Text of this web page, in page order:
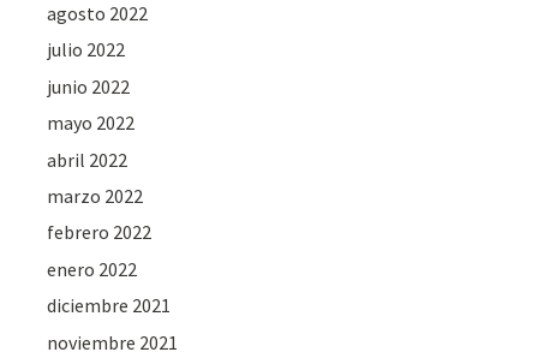
agosto 2022
julio 2022
junio 2022
mayo 2022
abril 2022
marzo 2022
febrero 2022
enero 2022
diciembre 2021
noviembre 2021